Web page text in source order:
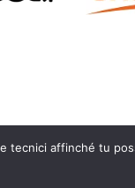
– fotografia
tecnici affinché tu